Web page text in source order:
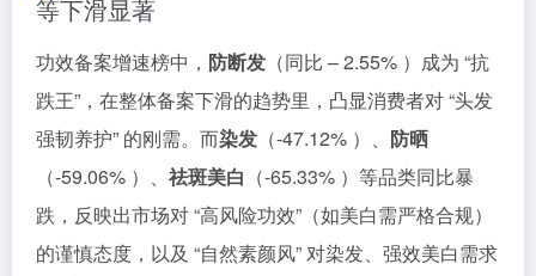
等下滑显著
功效备案增速榜中， 防断发 （同比 – 2.55% ）成为 “抗
跌王”，在整体备案下滑的趋势里，凸显消费者对 “头发
强韧养护” 的刚需。而染发 （-47.12% ）、 防晒
（-59.06% ）、 祛斑美白 （-65.33% ）等品类同比暴
跌，反映出市场对 “高风险功效”（如美白需严格合规）
的谨慎态度，以及 “自然素颜风” 对染发、强效美白需求